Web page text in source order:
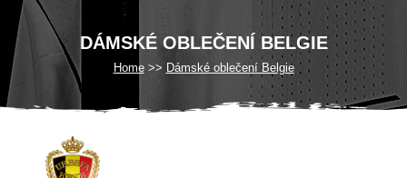
DÁMSKÉ OBLEČENÍ BELGIE
Home Dámské oblečení Belgie